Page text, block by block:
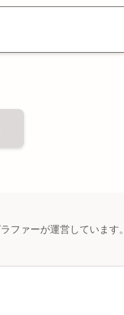
ファーが運営しています。